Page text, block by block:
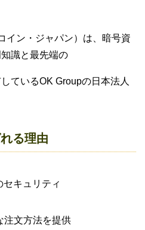
イン・ジャパン）は、暗号資
識と最先端の
ているOK Groupの日本法人
る理由
キュリティ
注文方法を提供